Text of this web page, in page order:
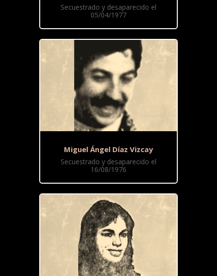
Secuestrado y desaparecido el
05/04/1977
Miguel Ángel Díaz Vizcay
Secuestrado y desaparecido el
16/08/1976